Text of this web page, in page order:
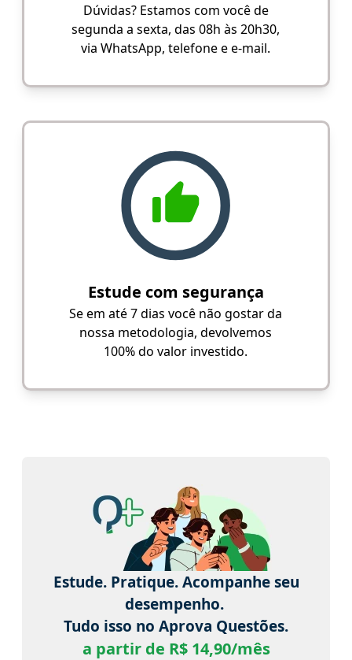
Dúvidas? Estamos com você de
segunda a sexta, das 08h às 20h30,
via WhatsApp, telefone e e-mail.
Estude com segurança
Se em até 7 dias você não gostar da
nossa metodologia, devolvemos
100% do valor investido.
Estude. Pratique. Acompanhe seu
desempenho.
Tudo isso no Aprova Questões.
a partir de R$ 14,90/mês